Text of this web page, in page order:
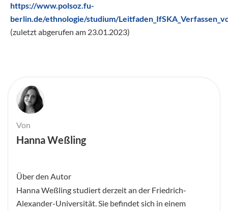
https://www.polsoz.fu-
berlin.de/ethnologie/studium/
(zuletzt abgerufen am 23.01.2023)
Von
Hanna Weßling
Über den Autor
Hanna Weßling studiert derzeit an der Friedrich-
Alexander-Universität. Sie befindet sich in einem